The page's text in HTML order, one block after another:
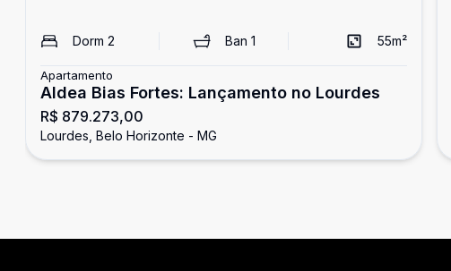
Dorm 2 Ban 1 55m²
Apartamento
Aldea Bias Fortes: Lançamento no Lourdes
R$ 879.273,00
Lourdes, Belo Horizonte - MG